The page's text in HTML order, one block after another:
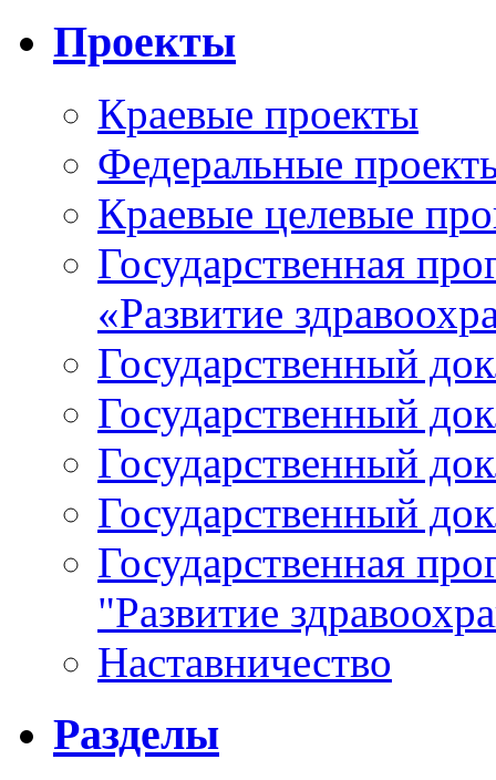
Проекты
Краевые проекты
Федеральные
Краевые целевые
Государственная
«Развитие
Государственный
Государственный
Государственный
Государственный
Государственная
"Развитие
Наставничество
Разделы